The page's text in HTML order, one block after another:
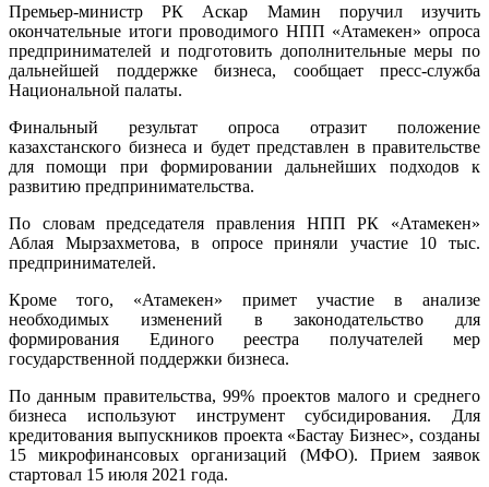
Премьер-министр РК Аскар Мамин поручил изучить
окончательные итоги проводимого НПП «Атамекен» опроса
предпринимателей и подготовить дополнительные меры по
дальнейшей поддержке бизнеса, сообщает пресс-служба
Национальной палаты.
Финальный результат опроса отразит положение
казахстанского бизнеса и будет представлен в правительстве
для помощи при формировании дальнейших подходов к
развитию предпринимательства.
По словам председателя правления НПП РК «Атамекен»
Аблая Мырзахметова, в опросе приняли участие 10 тыс.
предпринимателей.
Кроме того, «Атамекен» примет участие в анализе
необходимых изменений в законодательство для
формирования Единого реестра получателей мер
государственной поддержки бизнеса.
По данным правительства,99% проектовмалого и среднего
бизнеса используют инструмент субсидирования. Для
кредитования выпускников проекта «Бастау Бизнес», созданы
15 микрофинансовых организаций (МФО). Прием заявок
стартовал 15 июля 2021 года.